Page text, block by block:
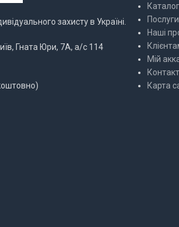
захисту в Україні.
Гната Юри, 7А, а/с 114
Каталог
Послуги
Наші
Мій
Карта